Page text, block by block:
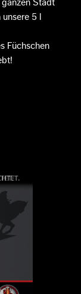
Stadt
5 l
Füchschen